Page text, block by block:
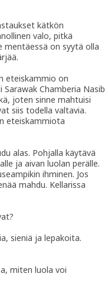
kätkön
valo, pitkä
mentäessä on syytä olla
eteiskammio on
Chamberia Nasib
joten sinne mahtuisi
siis todella valtavia.
eteiskammiota
alas. Pohjalla käytävä
ja aivan luolan perälle.
ihminen. Jos
mahdu. Kellarissa
sieniä ja lepakoita.
miten luola voi